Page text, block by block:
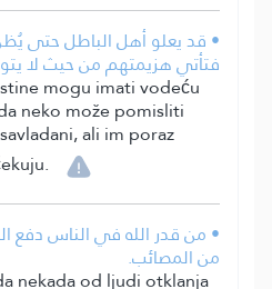
• قد يعلو أهل الباطل حتى
فتأتي هزيمتهم من حيث لا
mogu imati vodeću
neko može pomisliti
ali im poraz
• من قدر الله في الناس دفع
من المصائب.
nekada od ljudi otklanja